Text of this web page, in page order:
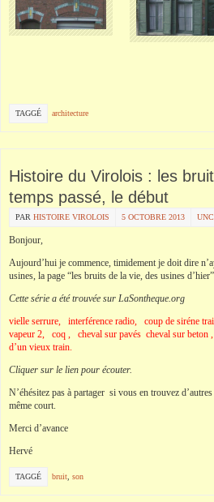
TAGGÉ architecture
Histoire du Virolois : les
temps passé, le début
PAR HISTOIRE VIROLOIS 5 OCTOBRE 2013
Bonjour,
Aujourd’hui je commence, timidement je doit dire
usines, la page “les bruits de la vie, des usines d’hier”
Cette série a été trouvée sur LaSontheque.org
vielle serrure, interférence radio, coup de siréne
vapeur 2, coq , cheval sur pavés cheval sur beton ,
d’un vieux train.
Cliquer sur le lien pour écouter.
N’éhésitez pas à partager si vous en trouvez
même court.
Merci d’avance
Hervé
TAGGÉ bruit son